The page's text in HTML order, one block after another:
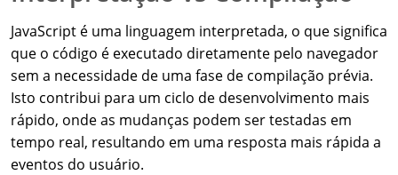
JavaScript é uma linguagem interpretada, o que significa
que o código é executado diretamente pelo navegador
sem a necessidade de uma fase de compilação prévia.
Isto contribui para um ciclo de desenvolvimento mais
rápido, onde as mudanças podem ser testadas em
tempo real, resultando em uma resposta mais rápida a
eventos do usuário.